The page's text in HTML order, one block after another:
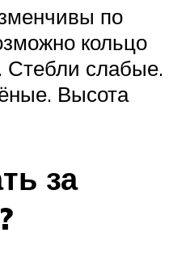
по
кольцо
Стебли слабые.
Высота
за